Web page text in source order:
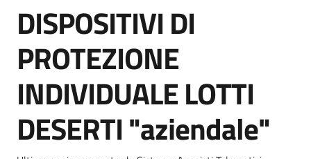
Bandi
e
di
Supporto
Salta al contenuto
DISPOSITIVI DI
PROTEZIONE
INDIVIDUALE LOTTI
DESERTI "aziendale"